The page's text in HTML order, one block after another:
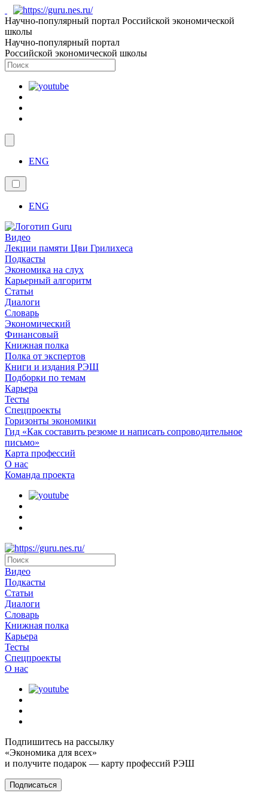
Научно-популярный портал Российской экономической
школы
Научно-популярный портал
Российской экономической школы
ENG
ENG
Видео
Лекции памяти Цви Грилихеса
Подкасты
Экономика на слух
Карьерный алгоритм
Статьи
Диалоги
Словарь
Экономический
Финансовый
Книжная полка
Полка от экспертов
Книги и издания РЭШ
Подборки по темам
Карьера
Тесты
Спецпроекты
Горизонты экономики
Гид «Как составить резюме и написать сопроводительное
письмо»
Карта профессий
О наc
Команда проекта
Видео
Подкасты
Статьи
Диалоги
Словарь
Книжная полка
Карьера
Тесты
Спецпроекты
О наc
Подпишитесь на рассылку
«Экономика для всех»
и получите подарок — карту профессий РЭШ
Подписаться